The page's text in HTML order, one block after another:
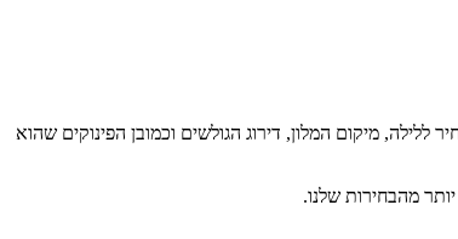
מיקום המלון, דירוג הגולשים וכמובן הפינוקים שהוא
מהבחירות שלנו.